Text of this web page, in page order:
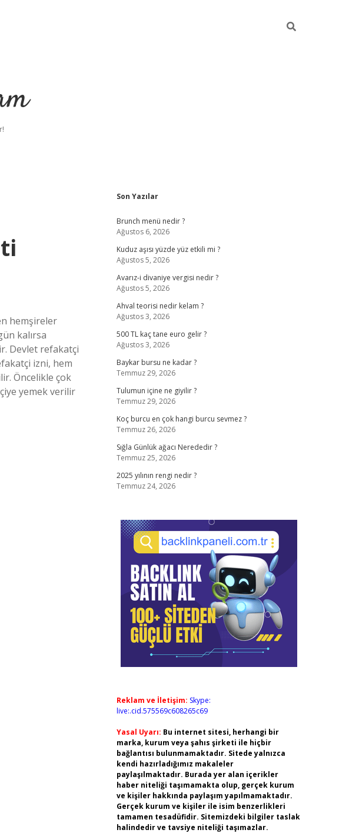
hemşireler
kalırsa
Devlet refakatçi
izni, hem
Öncelikle çok
yemek verilir
Sidebar
Son Yazılar
Brunch menü nedir ?
Ağustos 6, 2026
Kuduz aşısı yüzde yüz etkili mi ?
Ağustos 5, 2026
Avarız-i divaniye vergisi nedir ?
Ağustos 5, 2026
Ahval teorisi nedir kelam ?
Ağustos 3, 2026
500 TL kaç tane euro gelir ?
Ağustos 3, 2026
Baykar bursu ne kadar ?
Temmuz 29, 2026
Tulumun içine ne giyilir ?
Temmuz 29, 2026
Koç burcu en çok hangi burcu sevmez ?
Temmuz 26, 2026
Sığla Günlük ağacı Nerededir ?
Temmuz 25, 2026
2025 yılının rengi nedir ?
Temmuz 24, 2026
Reklam ve İletişim: Skype:
live:.cid.575569c608265c69
Yasal Uyarı: Bu internet sitesi, herhangi bir
marka, kurum veya şahıs şirketi ile hiçbir
bağlantısı bulunmamaktadır. Sitede yalnızca
kendi hazırladığımız makaleler
paylaşılmaktadır. Burada yer alan içerikler
haber niteliği taşımamakta olup, gerçek kurum
ve kişiler hakkında paylaşım yapılmamaktadır.
Gerçek kurum ve kişiler ile isim benzerlikleri
tamamen tesadüfidir. Sitemizdeki bilgiler taslak
halindedir ve tavsiye niteliği taşımazlar.